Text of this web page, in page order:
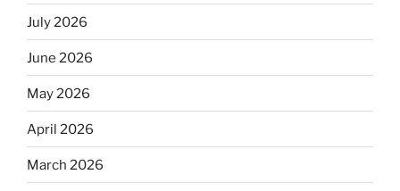
July 2026
June 2026
May 2026
April 2026
March 2026